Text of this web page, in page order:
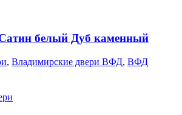
белый Дуб каменный
, Владимирские двери ВФД, ВФД